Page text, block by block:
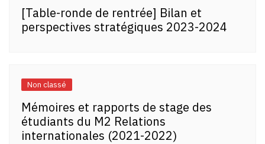
[Table-ronde de rentrée] Bilan et
perspectives stratégiques 2023-2024
Non classé
Mémoires et rapports de stage des
étudiants du M2 Relations
internationales (2021-2022)